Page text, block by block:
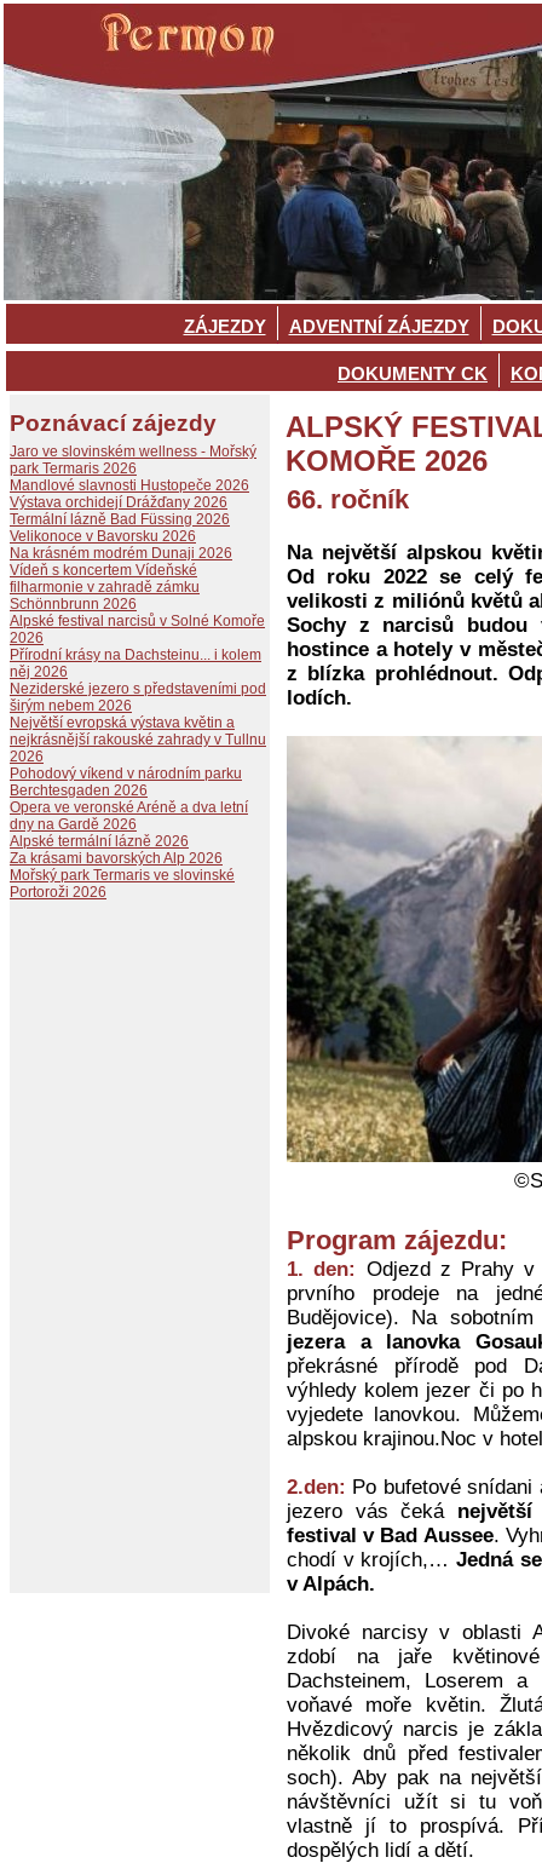
ZÁJEZDY ADVENTNÍ ZÁJEZDY
DOKUMENTY CK
Poznávací zájezdy
Jaro ve slovinském wellness - Mořský
park Termaris 2026
Mandlové slavnosti Hustopeče 2026
Výstava orchidejí Drážďany 2026
Termální lázně Bad Füssing 2026
Velikonoce v Bavorsku 2026
Na krásném modrém Dunaji 2026
Vídeň s koncertem Vídeňské
filharmonie v zahradě zámku
Schönnbrunn 2026
Alpské festival narcisů v Solné Komoře
2026
Přírodní krásy na Dachsteinu... i kolem
něj 2026
Neziderské jezero s představeními pod
širým nebem 2026
Největší evropská výstava květin a
nejkrásnější rakouské zahrady v Tullnu
2026
Pohodový víkend v národním parku
Berchtesgaden 2026
Opera ve veronské Aréně a dva letní
dny na Gardě 2026
Alpské termální lázně 2026
Za krásami bavorských Alp 2026
Mořský park Termaris ve slovinské
Portoroži 2026
ALPSKÝ
KOMOŘE 2026
66. ročník
Na největší alpskou
Od roku 2022 se celý
velikosti z miliónů květů
Sochy z narcisů
hostince a hotely v
z blízka prohlédnout.
lodích.
Program zájezdu:
1. den: Odjezd z Prahy v
prvního prodeje na
Budějovice). Na
jezera a lanovka
překrásné přírodě pod
výhledy kolem jezer či po
vyjedete lanovkou.
alpskou krajinou.Noc v
2.den: Po bufetové
jezero vás čeká
festival v Bad Aussee.
chodí v krojích,… Jedná
v Alpách.
Divoké narcisy v oblasti
zdobí na jaře
Dachsteinem, Loserem
voňavé moře květin.
Hvězdicový narcis je
několik dnů před
soch). Aby pak na
návštěvníci užít si tu
vlastně jí to prospívá.
dospělých lidí a dětí.